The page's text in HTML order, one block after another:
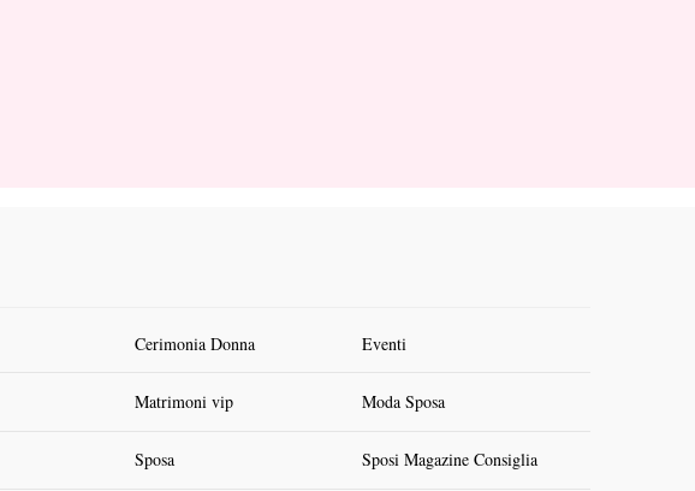
Cerimonia Donna Eventi
Matrimoni vip Moda Sposa
Sposa Sposi Magazine Consiglia